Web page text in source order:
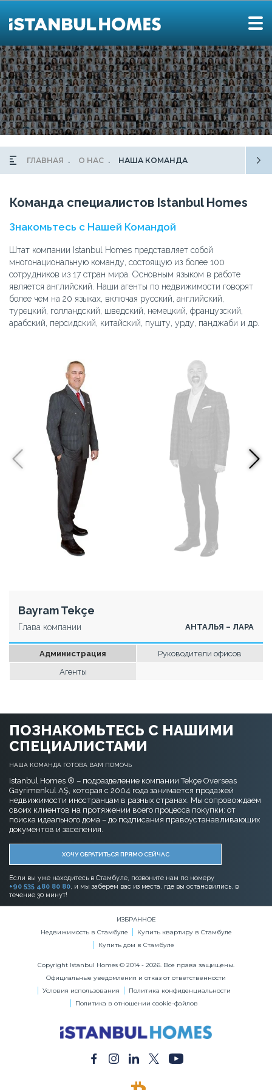
ГЛАВНАЯ О НАС НАША КОМАНДА
Команда специалистов Istanbul Homes
Знакомьтесь с Нашей Командой
Штат компании Istanbul Homes представляет собой
многонациональную команду, состоящую из более 100
сотрудников из 17 стран мира. Основным языком в работе
является английский. Наши агенты по недвижимости говорят
более чем на 20 языках, включая русский, английский,
турецкий, голландский, шведский, немецкий, французский,
арабский, персидский, китайский, пушту, урду, панджаби и др.
Bayram Tekçe
Глава компании АНТАЛЬЯ – ЛАРА
Администрация
Руководители офисов
Агенты
ПОЗНАКОМЬТЕСЬ С НАШИМИ
СПЕЦИАЛИСТАМИ
НАША КОМАНДА ГОТОВА ВАМ ПОМОЧЬ
Istanbul Homes ® – подразделение компании Tekçe Overseas
Gayrimenkul AŞ, которая с 2004 года занимается продажей
недвижимости иностранцам в разных странах. Мы сопровождаем
своих клиентов на протяжении всего процесса покупки: от
поиска идеального дома – до подписания правоустанавливающих
документов и заселения.
ХОЧУ ОБРАТИТЬСЯ ПРЯМО СЕЙЧАС
Если вы уже находитесь в Стамбуле, позвоните нам по номеру
+90 535 480 80 80, и мы заберем вас из места, где вы остановились, в
течение 30 минут!
ИЗБРАННОЕ
Недвижимость в Стамбуле
Купить квартиру в Стамбуле
Купить дом в Стамбуле
Copyright Istanbul Homes © 2014 - 2026. Все права защищены.
Официальные уведомления и отказ от ответственности
Условия использования
Политика конфиденциальности
Политика в отношении cookie-файлов